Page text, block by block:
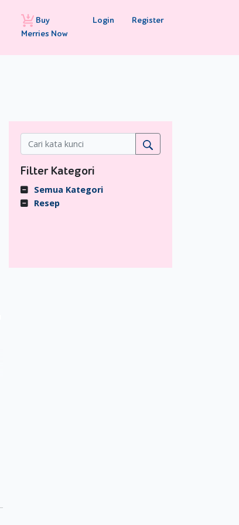
Buy
Merries Now
Login Register
Filter Kategori
Semua Kategori
Resep